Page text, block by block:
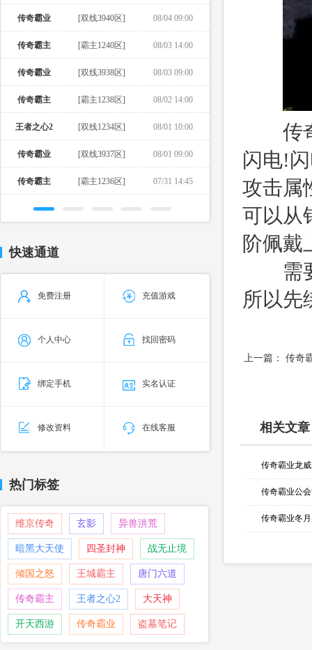
传奇霸业 [双线3940区] 08/04 09:00
传奇霸主 [霸主1240区] 08/03 14:00
传奇霸业 [双线3938区] 08/03 09:00
传奇霸主 [霸主1238区] 08/02 14:00
王者之心2 [双线1234区] 08/01 10:00
传奇霸业 [双线3937区] 08/01 09:00
传奇霸主 [霸主1236区] 07/31 14:45
快速通道
免费注册 充值游戏
个人中心 找回密码
绑定手机 实名认证
修改资料 在线客服
热门标签
维京传奇 玄影 异兽洪荒
暗黑大天使 四圣封神 战无止境
倾国之怒 王城霸主 唐门六道
传奇霸主 王者之心2 大天神
开天西游 传奇霸业 盗墓笔记
传奇
闪电!
攻击属
可以从
阶佩戴
需要
所以先
上一篇： 传奇
相关文章
传奇霸业龙
传奇霸业公
传奇霸业冬